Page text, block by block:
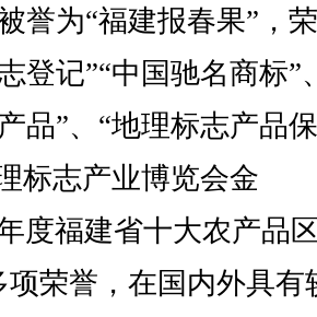
誉为“福建报春果”，
登记”“中国驰名商标”
品”、“地理标志产品保
标志产业博览会金
度福建省十大农产品
项荣誉，在国内外具有